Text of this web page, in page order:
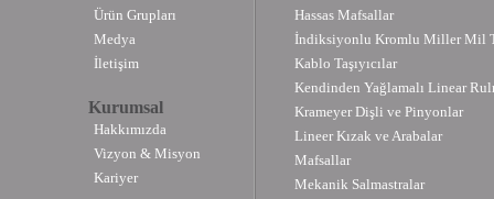
Ürün Grupları
Medya
İletişim
Kurumsal
Hakkımızda
Vizyon & Misyon
Kariyer
Hassas Mafsallar
İndiksiyonlu Kromlu Miller Mil
Kablo Taşıyıcılar
Kendinden Yağlamalı Linear
Krameyer Dişli ve Pinyonlar
Lineer Kızak ve Arabalar
Mafsallar
Mekanik Salmastralar